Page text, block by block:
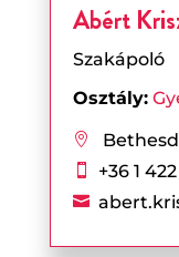
Abért
Szakápoló
Osztály:

 +36 1
